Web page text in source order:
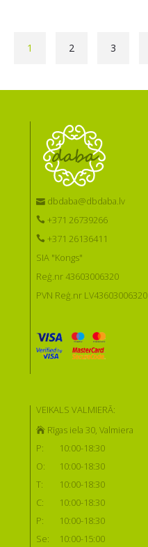
1 2 3
dbdaba@dbdaba.lv
+371 26739266
+371 26136411
SIA "Kongs"
Reģ.nr 43603006320
PVN Reģ.nr LV43603006320
VEIKALS VALMIERĀ:
Rīgas iela 30, Valmiera
P:
10:00-18:30
O:
10:00-18:30
T:
10:00-18:30
C:
10:00-18:30
P:
10:00-18:30
Se:
10:00-15:00